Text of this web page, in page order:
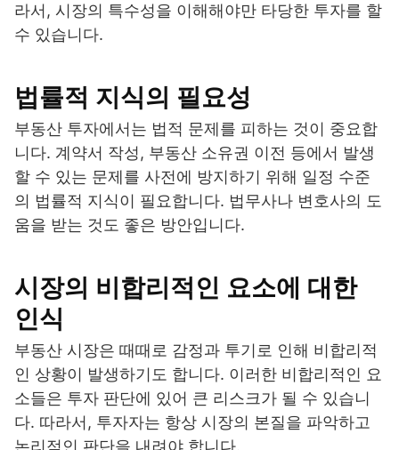
라서, 시장의 특수성을 이해해야만 타당한 투자를 할
수 있습니다.
법률적 지식의 필요성
부동산 투자에서는 법적 문제를 피하는 것이 중요합
니다. 계약서 작성, 부동산 소유권 이전 등에서 발생
할 수 있는 문제를 사전에 방지하기 위해 일정 수준
의 법률적 지식이 필요합니다. 법무사나 변호사의 도
움을 받는 것도 좋은 방안입니다.
시장의 비합리적인 요소에 대한
인식
부동산 시장은 때때로 감정과 투기로 인해 비합리적
인 상황이 발생하기도 합니다. 이러한 비합리적인 요
소들은 투자 판단에 있어 큰 리스크가 될 수 있습니
다. 따라서, 투자자는 항상 시장의 본질을 파악하고
논리적인 판단을 내려야 합니다.